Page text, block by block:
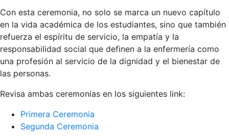
Con esta ceremonia, no solo se marca un nuevo capítulo
en la vida académica de los estudiantes, sino que también
refuerza el espíritu de servicio, la empatía y la
responsabilidad social que definen a la enfermería como
una profesión al servicio de la dignidad y el bienestar de
las personas.
Revisa ambas ceremonias en los siguientes link:
Primera Ceremonia
Segunda Ceremonia